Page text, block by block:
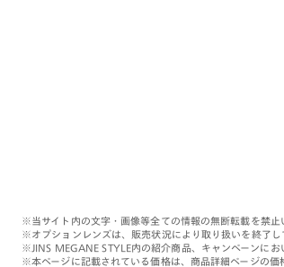
※当サイト内の文字・画像等全ての情報の無断転載を禁止
※オプションレンズは、販売状況により取り扱いを終了し
※JINS MEGANE STYLE内の紹介商品、キャンペーンにお
※本ページに記載されている価格は、商品詳細ページの価